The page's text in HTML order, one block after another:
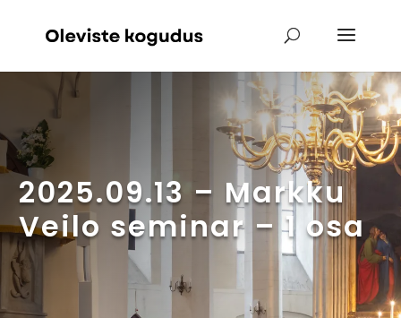
2025.09.13 – Markku
Veilo seminar – 1 osa